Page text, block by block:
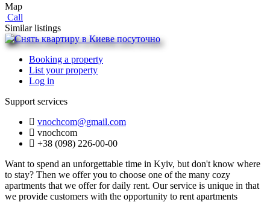
Map
Call
Similar listings
Booking a property
List your property
Log in
Support services
vnochcom@gmail.com
vnochcom
+38 (098) 226-00-00
Want to spend an unforgettable time in Kyiv, but don't know where
to stay? Then we offer you to choose one of the many cozy
apartments that we offer for daily rent. Our service is unique in that
we provide customers with the opportunity to rent apartments